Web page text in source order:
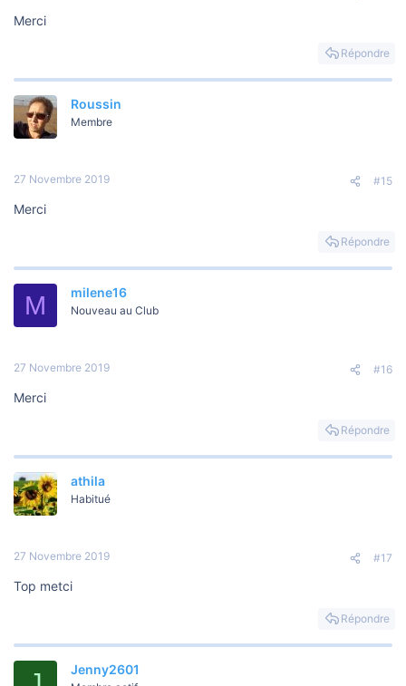
Merci
Répondre
Roussin
Membre
27 Novembre 2019 #15
Merci
Répondre
M milene16
Nouveau au Club
27 Novembre 2019 #16
Merci
Répondre
athila
Habitué
27 Novembre 2019 #17
Top metci
Répondre
Jenny2601